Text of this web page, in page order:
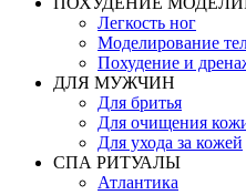
Легкость ног
Моделирование
Похудение и
ДЛЯ МУЖЧИН
Для бритья
Для очищения
Для ухода за кожей
СПА РИТУАЛЫ
Атлантика